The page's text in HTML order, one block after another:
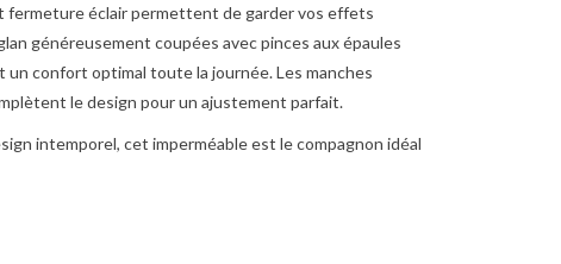
fermeture éclair permettent de garder vos effets
généreusement coupées avec pinces aux épaules
confort optimal toute la journée. Les manches
le design pour un ajustement parfait.
intemporel, cet imperméable est le compagnon idéal